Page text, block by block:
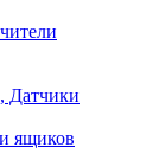
Датчики
ящиков